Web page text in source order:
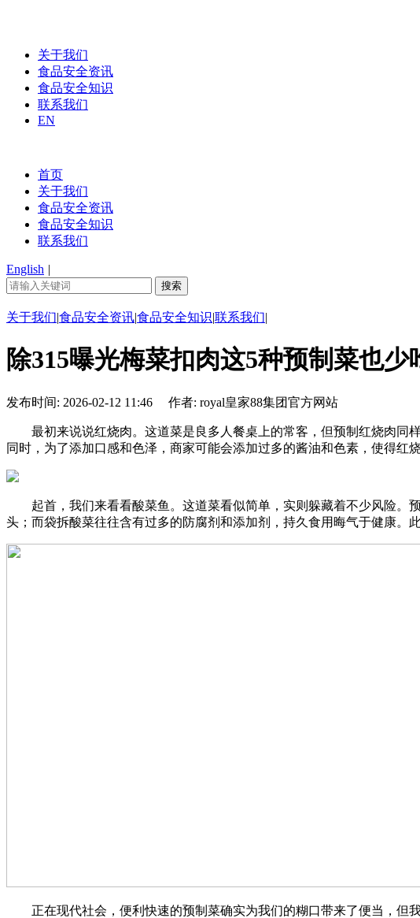
关于我们
食品安全资讯
食品安全知识
联系我们
EN
首页
关于我们
食品安全资讯
食品安全知识
联系我们
English |
关于我们|食品安全资讯|食品安全知识|联系我们|
除315曝光梅菜扣肉这5种预制菜也
发布时间: 2026-02-12 11:46 作者: royal皇家88集团官方网站
最初来说说红烧肉。这道菜是良多人餐桌上的常客，但预制红烧肉同样
同时，为了添加口感和色泽，商家可能会添加过多的酱油和色素，使得红
起首，我们来看看酸菜鱼。这道菜看似简单，实则躲藏着不少风险。
头；而袋拆酸菜往往含有过多的防腐剂和添加剂，持久食用晦气于健康。
正在现代社会，便利快速的预制菜确实为我们的糊口带来了便当，但